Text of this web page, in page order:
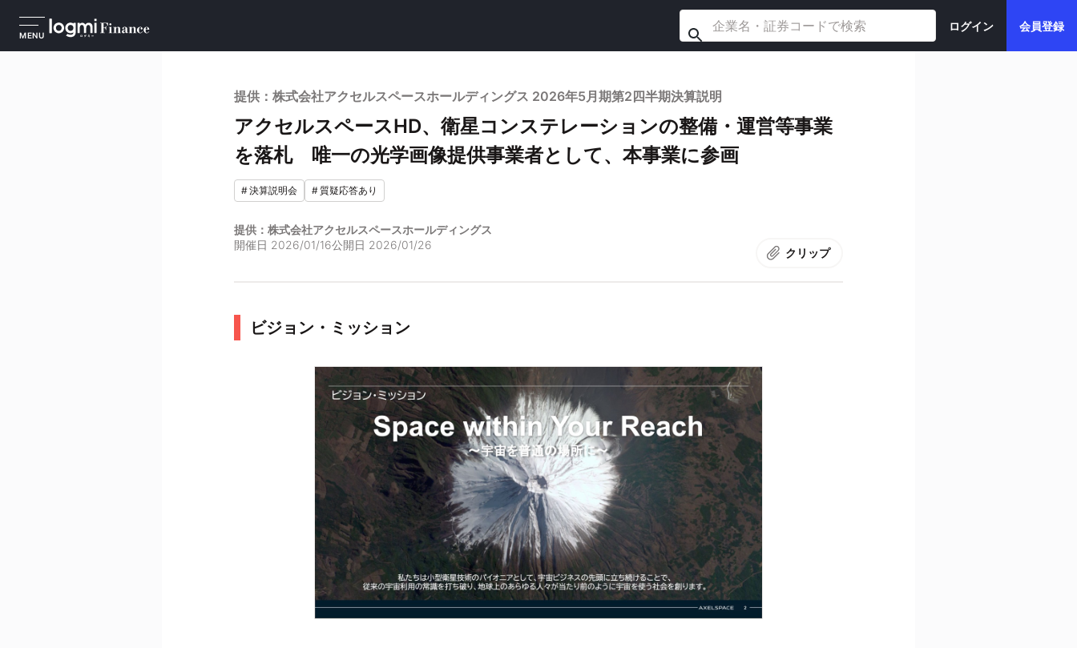
MENU
ログイン 会員登録
提供：株式会社アクセルスペースホールディングス 2026年5月期第2四半期決算説明
アクセルスペースHD、衛星コンステレーションの整備・運営等事業
を落札 唯一の光学画像提供事業者として、本事業に参画
#決算説明会 #質疑応答あり
提供：株式会社アクセルスペースホールディングス
開催日 2026/01/16公開日 2026/01/26
クリップ
ビジョン・ミッション